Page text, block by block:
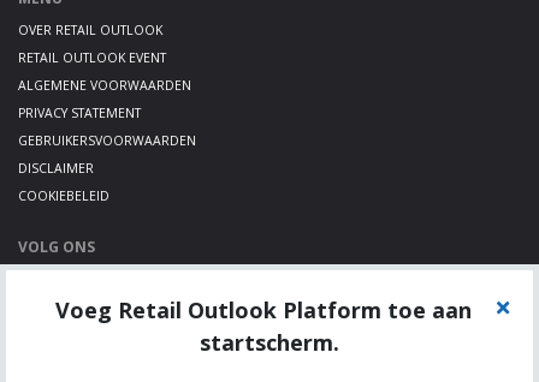
OVER RETAIL OUTLOOK
RETAIL OUTLOOK EVENT
ALGEMENE VOORWAARDEN
PRIVACY STATEMENT
GEBRUIKERSVOORWAARDEN
DISCLAIMER
COOKIEBELEID
VOLG ONS
TWITTER
Voeg Retail Outlook Platform toe aan
startscherm.